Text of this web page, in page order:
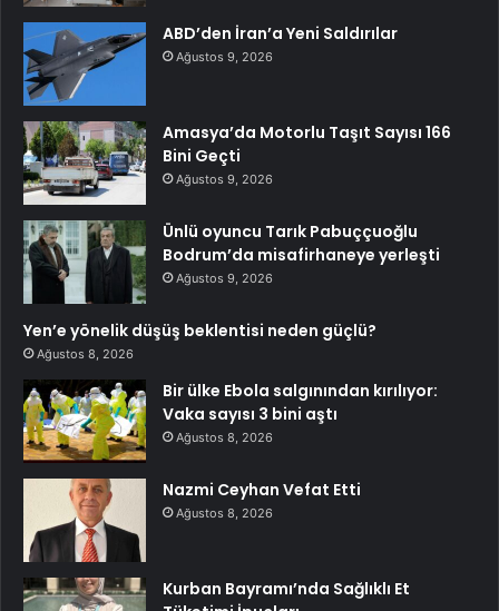
ABD’den İran’a Yeni Saldırılar
Ağustos 9, 2026
Amasya’da Motorlu Taşıt Sayısı 166
Bini Geçti
Ağustos 9, 2026
Ünlü oyuncu Tarık Pabuççuoğlu
Bodrum’da misafirhaneye yerleşti
Ağustos 9, 2026
Yen’e yönelik düşüş beklentisi neden güçlü?
Ağustos 8, 2026
Bir ülke Ebola salgınından kırılıyor:
Vaka sayısı 3 bini aştı
Ağustos 8, 2026
Nazmi Ceyhan Vefat Etti
Ağustos 8, 2026
Kurban Bayramı’nda Sağlıklı Et